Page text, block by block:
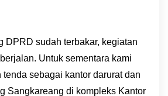
DPRD sudah terbakar, kegiatan
Untuk sementara kami
sebagai kantor darurat dan
Sangkareang di kompleks Kantor